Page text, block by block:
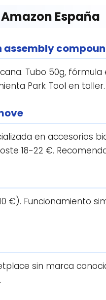
España
assembly
Tubo 50g, fórmula
Park Tool en taller.
en accesorios
18-22 €.
€). Funcionamiento
sin marca